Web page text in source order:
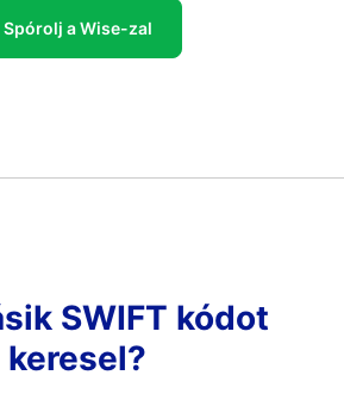
Spórolj a Wise-zal
SWIFT kódot
keresel?